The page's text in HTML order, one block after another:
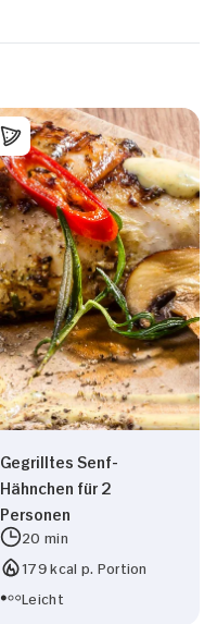
Gegrilltes Senf-
Hähnchen für 2
Personen
20 min
179 kcal p. Portion
Leicht